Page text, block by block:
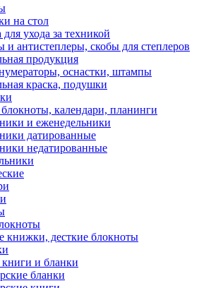
на стол
для ухода за техникой
и антистеплеры, скобы для степлеров
продукция
оснастки, штампы
краска, подушки
календари, планинги
и еженедельники
датированные
недатированные
книжки, десткие блокноты
книги и бланки
бланки